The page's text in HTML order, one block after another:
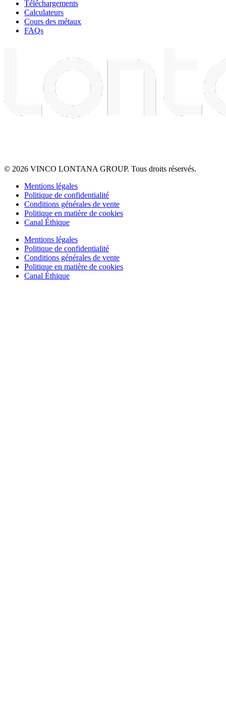
Téléchargements
Calculateurs
Cours des métaux
FAQs
© 2026 VINCO LONTANA GROUP. Tous droits réservés.
Mentions légales
Politique de confidentialité
Conditions générales de vente
Politique en matière de cookies
Canal Éthique
Mentions légales
Politique de confidentialité
Conditions générales de vente
Politique en matière de cookies
Canal Éthique